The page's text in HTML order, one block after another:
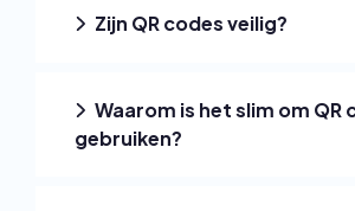
Zijn QR codes veilig?
Waarom is het slim om QR
gebruiken?